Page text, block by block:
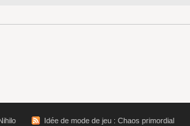
Idée de mode de jeu : Chaos primordial